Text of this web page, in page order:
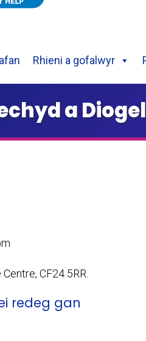
Rhieni a gofalwyr
a
CF24 5RR.
redeg gan